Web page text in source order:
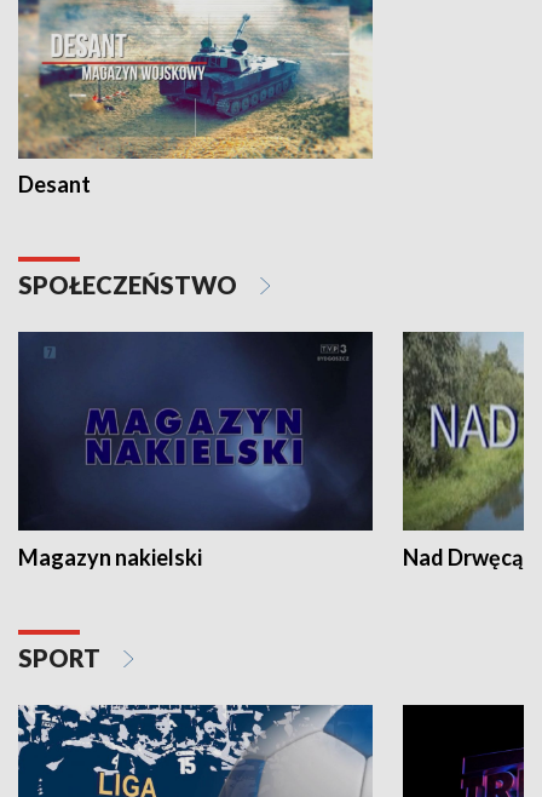
Desant
SPOŁECZEŃSTWO
Magazyn nakielski Nad Drwęcą
SPORT